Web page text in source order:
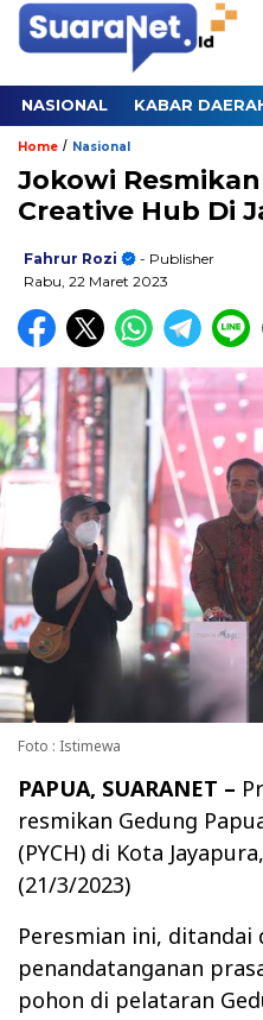
NASIONAL KABAR
Home / Nasional
Jokowi
Creative Hub Di
Fahrur Rozi
- Publisher
Rabu, 22 Maret 2023
Foto : Istimewa
PAPUA, SUARANET –
resmikan Gedung
(PYCH) di Kota
(21/3/2023)
Peresmian ini, ditandai
penandatanganan
pohon di pelataran